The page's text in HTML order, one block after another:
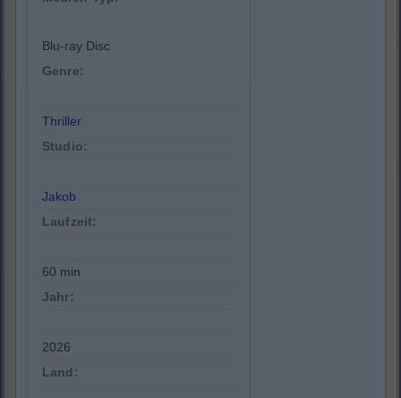
Blu-ray Disc
Genre:
Thriller
Studio:
Jakob
Laufzeit:
60 min
Jahr:
2026
Land: